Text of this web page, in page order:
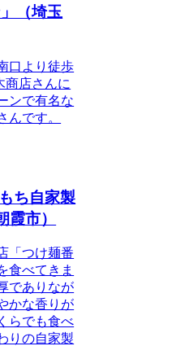
（埼玉
口より徒歩
商店さんに
ンで有名な
んです。
ち自家製
市）
「つけ麺番
食べてきま
でありなが
かな香りが
らでも食べ
りの自家製